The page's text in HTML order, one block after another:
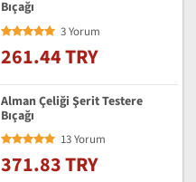
Bıçağı
3 Yorum
261.44 TRY
Alman Çeliği Şerit Testere
Bıçağı
13 Yorum
371.83 TRY